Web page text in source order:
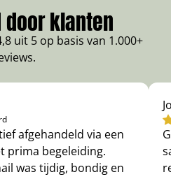
klanten
uit 5 op basis van 1.000+
afgehandeld via een
prima begeleiding.
was tijdig, bondig en